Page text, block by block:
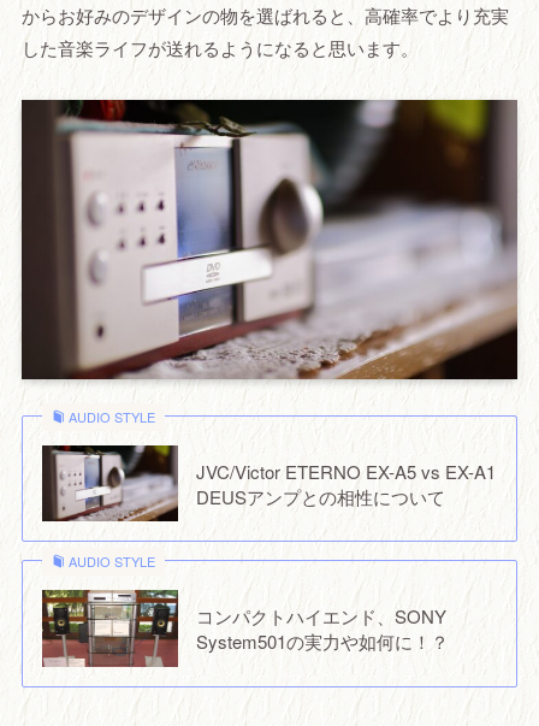
からお好みのデザインの物を選ばれると、高確率でより充実
した音楽ライフが送れるようになると思います。
AUDIO STYLE
JVC/Victor ETERNO EX-A5 vs EX-A1
DEUSアンプとの相性について
AUDIO STYLE
コンパクトハイエンド、SONY
System501の実力や如何に！？